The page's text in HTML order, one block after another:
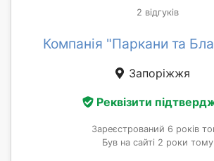
2 відгуків
Компанія "Паркани та
Запоріжжя
Реквізити
Зареєстрований 6 років
Був на сайті 2 роки тому